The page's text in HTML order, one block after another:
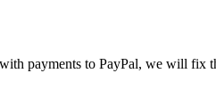
payments to PayPal, we will fix